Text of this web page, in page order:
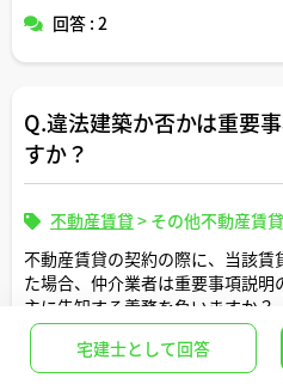
回答 : 2
Q.違法建築か否かは重要
すか？
不動産賃貸 > その他不動産賃
不動産賃貸の契約の際に、当該賃
た場合、仲介業者は重要事項説
主に告知する義務を負いますか？
ちなみに、売買契約の場合には
回答 : 1
宅建士として回答